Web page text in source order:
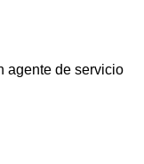
agente de servicio